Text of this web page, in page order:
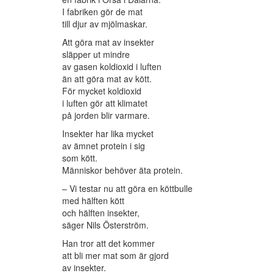
I fabriken gör de mat
till djur av mjölmaskar.
Att göra mat av insekter
släpper ut mindre
av gasen koldioxid i luften
än att göra mat av kött.
För mycket koldioxid
i luften gör att klimatet
på jorden blir varmare.
Insekter har lika mycket
av ämnet protein i sig
som kött.
Människor behöver äta protein.
– Vi testar nu att göra en köttbulle
med hälften kött
och hälften insekter,
säger Nils Österström.
Han tror att det kommer
att bli mer mat som är gjord
av insekter.